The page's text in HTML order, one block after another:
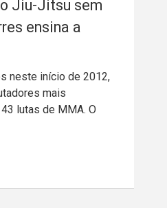
Jiu-Jitsu sem
ensina a
neste início de 2012,
mais
lutas de MMA. O